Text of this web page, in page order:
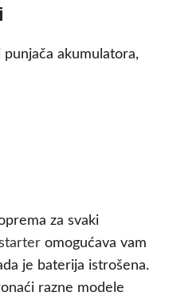
akumulatora,
za svaki
omogućava vam
je baterija istrošena.
razne modele